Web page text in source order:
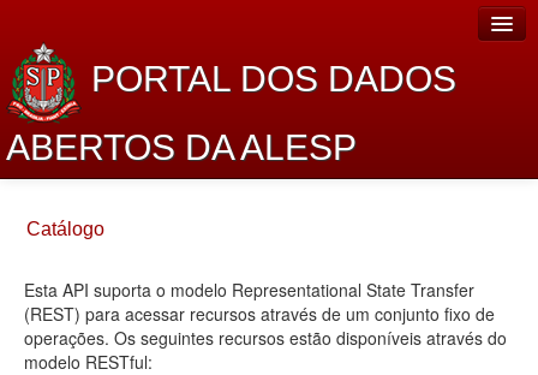
PORTAL DOS DADOS
ABERTOS DA ALESP
Sobre o projeto
Dados Abertos Alesp
Lei de Acesso à Informação
Catálogo
Esta API suporta o modelo Representational State Transfer
(REST) para acessar recursos através de um conjunto fixo de
operações. Os seguintes recursos estão disponíveis através do
modelo RESTful: